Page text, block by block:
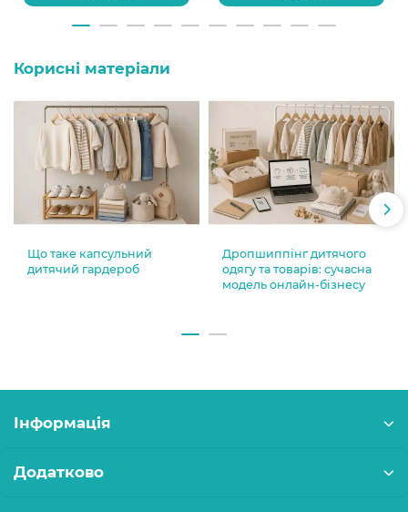
Корисні матеріали
Що таке капсульний
дитячий гардероб
Дропшиппінг дитячого
одягу та товарів: сучасна
модель онлайн-бізнесу
Інформація
Додатково